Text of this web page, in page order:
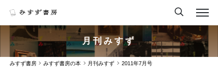
月刊みすず
みすず書房 みすず書房の本 月刊みすず 2011年7月号